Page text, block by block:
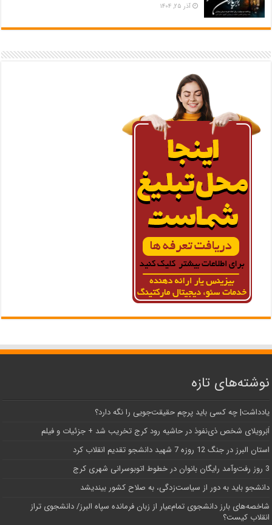
آذر ۲۵, ۱۴۰۴
نوشته‌های تازه
یادداشت| ‌چه کسی باید پرچم حقیقت‌جویی را نگه دارد؟
اَبَر‌ویلای شخص ذی‌نفوذ در حاشیه‌ رود کرج تخریب شد + جزئیات و فیلم
استان البرز در جنگ 12 روزه 7 شهید دانشجو تقدیم انقلاب کرد
3 روز رفت‌وآمد رایگان بانوان در خطوط اتوبوسرانی شهری کرج
دانشجو باید به دور از سیاست‌زدگی، به صلاح کشور بیندیشد
شاخصه‌های بارز دانشجوی تمام‌عیار از زبان فرمانده سپاه البرز/ دانشجوی تراز
انقلاب کیست؟